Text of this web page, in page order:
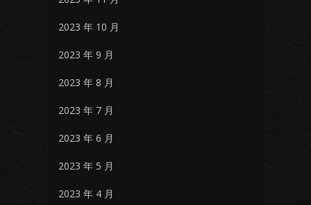
2023 年 10 月
2023 年 9 月
2023 年 8 月
2023 年 7 月
2023 年 6 月
2023 年 5 月
2023 年 4 月